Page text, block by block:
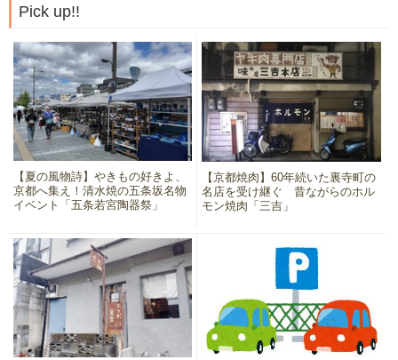
Pick up!!
【夏の風物詩】やきもの好きよ、
京都へ集え！清水焼の五条坂名物
イベント「五条若宮陶器祭」
【京都焼肉】60年続いた裏寺町の
名店を受け継ぐ 昔ながらのホル
モン焼肉「三吉」